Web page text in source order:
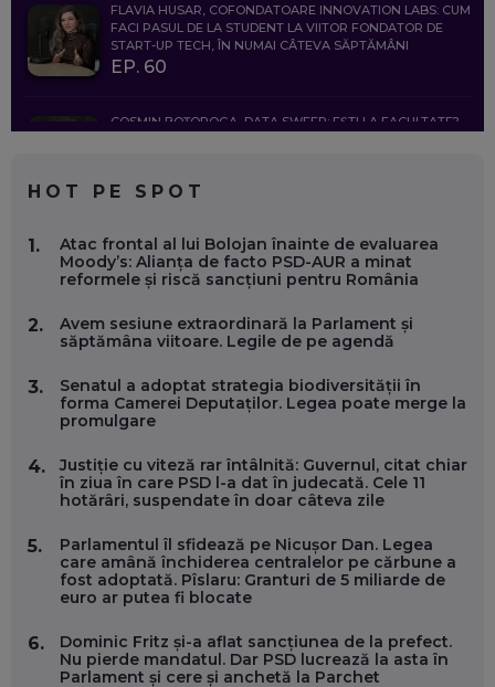
FLAVIA HUSAR, COFONDATOARE INNOVATION LABS: CUM
FACI PASUL DE LA STUDENT LA VIITOR FONDATOR DE
START-UP TECH, ÎN NUMAI CÂTEVA SĂPTĂMÂNI
EP. 60
COSMIN BOȚOROGA, DATA SWEEP: EȘTI LA FACULTATE?
FOLOSEȘTI TEHNOLOGIA CA SĂ FII MAI BUN LA JOB. ȘI CUM
SE VA SCHIMBA MUNCA, ÎN URMĂTORII ANI
EP. 58
MARIUS PAȘCULEA, COFONDATOR AL KULTH: CUM
CĂTRE ARTĂ, LA NIVEL GLOBAL
EP. 57
ANDREI AVĂDANEI, BIT SENTINEL: CUM ÎȚI PROTEJEZI
EFICIENT VIAȚA ONLINE. ȘI CARE SUNT PRIMII PAȘI ÎNTR-O
CARIERĂ DE „HACKER CU PERMIS”
EP. 56
DOINA VÎLCEANU, CONTENTSPEED: VREI SUCCES ONLINE?
ÎNVAȚĂ AEO ȘI GEO!
OLIVIU MATEI, HOLISUN: SOFTWARE DE LA CLUJ PENTRU
HOT PE SPOT
1.
Atac frontal al lui Bolojan înainte de evaluarea
Moody’s: Alianța de facto PSD-AUR a minat
reformele și riscă sancțiuni pentru România
2.
Avem sesiune extraordinară la Parlament și
săptămâna viitoare. Legile de pe agendă
3.
Senatul a adoptat strategia biodiversității în
forma Camerei Deputaților. Legea poate merge la
promulgare
4.
Justiție cu viteză rar întâlnită: Guvernul, citat chiar
în ziua în care PSD l-a dat în judecată. Cele 11
hotărâri, suspendate în doar câteva zile
5.
Parlamentul îl sfidează pe Nicușor Dan. Legea
care amână închiderea centralelor pe cărbune a
fost adoptată. Pîslaru: Granturi de 5 miliarde de
euro ar putea fi blocate
6.
Dominic Fritz și-a aflat sancțiunea de la prefect.
Nu pierde mandatul. Dar PSD lucrează la asta în
Parlament și cere și anchetă la Parchet